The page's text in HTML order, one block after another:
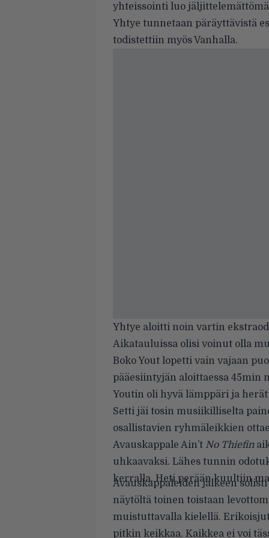
yhteissointi luo
Yhtye tunnetaan päräyttävistä
todistettiin myös Vanhalla.
Yhtye aloitti noin vartin
Aikatauluissa olisi voinut olla
Boko Yout lopetti vain vajaan
pääesiintyjän aloittaessa 45min
Youtin oli hyvä lämppäri ja
Setti jäi tosin musiikilliselta
osallistavien ryhmäleikkien
Avauskappale Ain’t No Thiefin
uhkaavaksi. Lähes tunnin
kerralla. Heti perään kuultiin
Avauskappaleiden jälkeen solisti
näytöltä toinen toistaan
muistuttavalla kielellä.
pitkin keikkaa. Kaikkea ei voi